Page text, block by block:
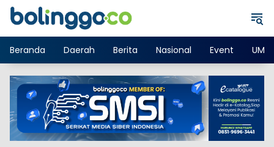
Langsung
Beranda
Daerah Berita Nasional Event